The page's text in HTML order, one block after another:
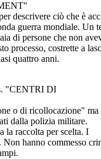
descrivere ciò che è
guerra mondiale. Un
di persone che non
processo, costrette a
quattro anni.
"CENTRI DI
o di ricollocazione" ma
dalla polizia militare.
la raccolta per scelta. I
hanno commesso